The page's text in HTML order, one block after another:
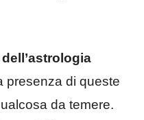
dell’astrologia
presenza di queste
da temere.